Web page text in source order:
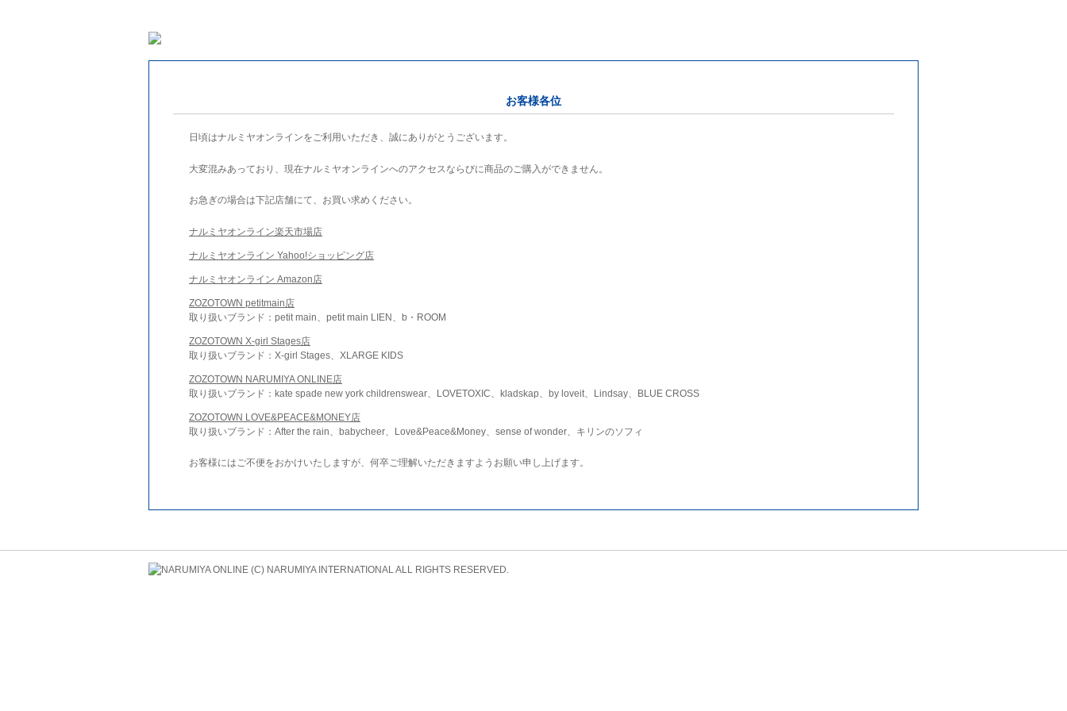
お客様各位
日頃はナルミヤオンラインをご利用いただき、誠にありがとうございます。
大変混みあっており、現在ナルミヤオンラインへのアクセスならびに商品のご購入ができません。
お急ぎの場合は下記店舗にて、お買い求めください。
ナルミヤオンライン楽天市場店
ナルミヤオンライン Yahoo!ショッピング店
ナルミヤオンライン Amazon店
ZOZOTOWN petitmain店
取り扱いブランド：petit main、petit main LIEN、b・ROOM
ZOZOTOWN X-girl Stages店
取り扱いブランド：X-girl Stages、XLARGE KIDS
ZOZOTOWN NARUMIYA ONLINE店
取り扱いブランド：kate spade new york childrenswear、LOVETOXIC、kladskap、by loveit、Lindsay、BLUE CROSS
ZOZOTOWN LOVE&PEACE&MONEY店
取り扱いブランド：After the rain、babycheer、Love&Peace&Money、sense of wonder、キリンのソフィ
お客様にはご不便をおかけいたしますが、何卒ご理解いただきますようお願い申し上げます。